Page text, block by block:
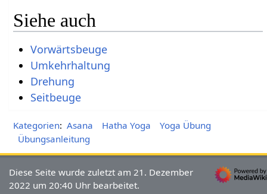
Siehe auch
Vorwärtsbeuge
Umkehrhaltung
Drehung
Seitbeuge
Kategorien: Asana Hatha Yoga
Yoga Übung
Übungsanleitung
Diese Seite wurde zuletzt am 21. Dezember
2022 um 20:40 Uhr bearbeitet.